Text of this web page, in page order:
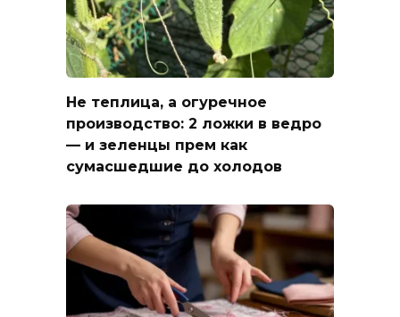
Не теплица, а огуречное
производство: 2 ложки в ведро
— и зеленцы прем как
сумасшедшие до холодов